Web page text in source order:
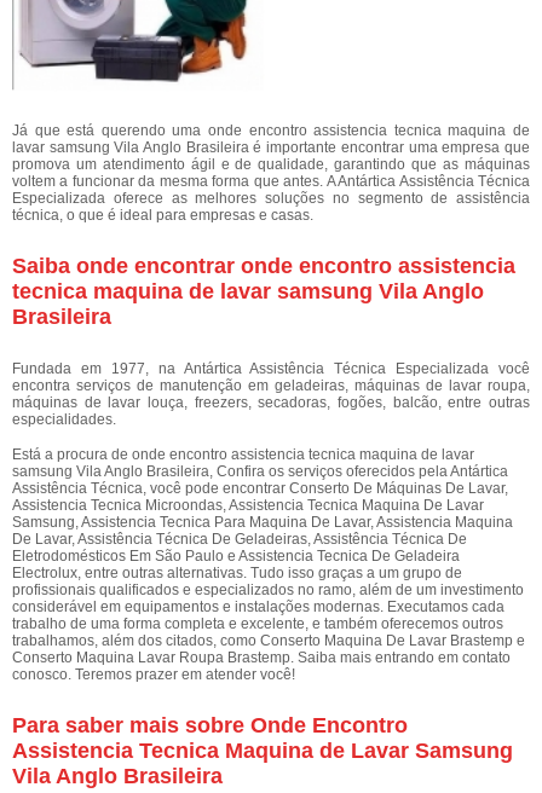
Já que está querendo uma onde encontro assistencia tecnica maquina de
lavar samsung Vila Anglo Brasileira é importante encontrar uma empresa que
promova um atendimento ágil e de qualidade, garantindo que as máquinas
voltem a funcionar da mesma forma que antes. A Antártica Assistência Técnica
Especializada oferece as melhores soluções no segmento de assistência
técnica, o que é ideal para empresas e casas.
Saiba onde encontrar onde encontro assistencia
tecnica maquina de lavar samsung Vila Anglo
Brasileira
Fundada em 1977, na Antártica Assistência Técnica Especializada você
encontra serviços de manutenção em geladeiras, máquinas de lavar roupa,
máquinas de lavar louça, freezers, secadoras, fogões, balcão, entre outras
especialidades.
Está a procura de onde encontro assistencia tecnica maquina de lavar
samsung Vila Anglo Brasileira, Confira os serviços oferecidos pela Antártica
Assistência Técnica, você pode encontrar Conserto De Máquinas De Lavar,
Assistencia Tecnica Microondas, Assistencia Tecnica Maquina De Lavar
Samsung, Assistencia Tecnica Para Maquina De Lavar, Assistencia Maquina
De Lavar, Assistência Técnica De Geladeiras, Assistência Técnica De
Eletrodomésticos Em São Paulo e Assistencia Tecnica De Geladeira
Electrolux, entre outras alternativas. Tudo isso graças a um grupo de
profissionais qualificados e especializados no ramo, além de um investimento
considerável em equipamentos e instalações modernas. Executamos cada
trabalho de uma forma completa e excelente, e também oferecemos outros
trabalhamos, além dos citados, como Conserto Maquina De Lavar Brastemp e
Conserto Maquina Lavar Roupa Brastemp. Saiba mais entrando em contato
conosco. Teremos prazer em atender você!
Para saber mais sobre Onde Encontro
Assistencia Tecnica Maquina de Lavar Samsung
Vila Anglo Brasileira